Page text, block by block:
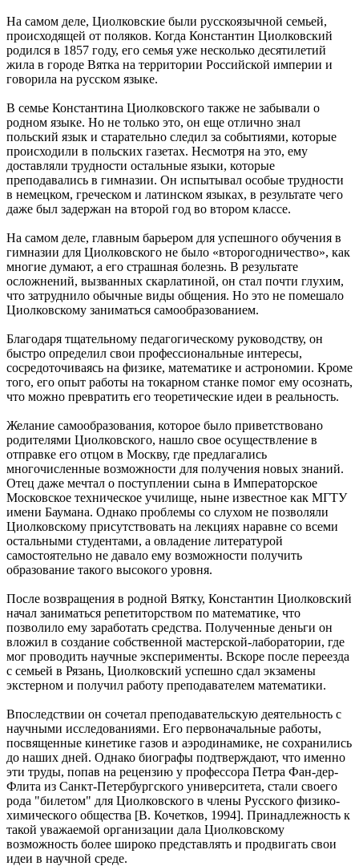
На самом деле, Циолковские были русскоязычной семьей,
происходящей от поляков. Когда Константин Циолковский
родился в 1857 году, его семья уже несколько десятилетий
жила в городе Вятка на территории Российской империи и
говорила на русском языке.
В семье Константина Циолковского также не забывали о
родном языке. Но не только это, он еще отлично знал
польский язык и старательно следил за событиями, которые
происходили в польских газетах. Несмотря на это, ему
доставляли трудности остальные языки, которые
преподавались в гимназии. Он испытывал особые трудности
в немецком, греческом и латинском языках, в результате чего
даже был задержан на второй год во втором классе.
На самом деле, главным барьером для успешного обучения в
гимназии для Циолковского не было «второгодничество», как
многие думают, а его страшная болезнь. В результате
осложнений, вызванных скарлатиной, он стал почти глухим,
что затруднило обычные виды общения. Но это не помешало
Циолковскому заниматься самообразованием.
Благодаря тщательному педагогическому руководству, он
быстро определил свои профессиональные интересы,
сосредоточиваясь на физике, математике и астрономии. Кроме
того, его опыт работы на токарном станке помог ему осознать,
что можно превратить его теоретические идеи в реальность.
Желание самообразования, которое было приветствовано
родителями Циолковского, нашло свое осуществление в
отправке его отцом в Москву, где предлагались
многочисленные возможности для получения новых знаний.
Отец даже мечтал о поступлении сына в Императорское
Московское техническое училище, ныне известное как МГТУ
имени Баумана. Однако проблемы со слухом не позволяли
Циолковскому присутствовать на лекциях наравне со всеми
остальными студентами, а овладение литературой
самостоятельно не давало ему возможности получить
образование такого высокого уровня.
После возвращения в родной Вятку, Константин Циолковский
начал заниматься репетиторством по математике, что
позволило ему заработать средства. Полученные деньги он
вложил в создание собственной мастерской-лаборатории, где
мог проводить научные эксперименты. Вскоре после переезда
с семьей в Рязань, Циолковский успешно сдал экзамены
экстерном и получил работу преподавателем математики.
Впоследствии он сочетал преподавательскую деятельность с
научными исследованиями. Его первоначальные работы,
посвященные кинетике газов и аэродинамике, не сохранились
до наших дней. Однако биографы подтверждают, что именно
эти труды, попав на рецензию у профессора Петра Фан-дер-
Флита из Санкт-Петербургского университета, стали своего
рода "билетом" для Циолковского в члены Русского физико-
химического общества [В. Кочетков, 1994]. Принадлежность к
такой уважаемой организации дала Циолковскому
возможность более широко представлять и продвигать свои
идеи в научной среде.